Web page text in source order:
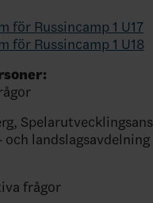
för Russincamp 1 U17
för Russincamp 1 U18
och landslagsavdelning
frågor